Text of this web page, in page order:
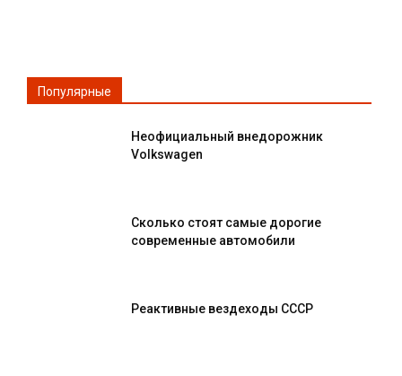
Популярные
Неофициальный внедорожник
Volkswagen
Сколько стоят самые дорогие
современные автомобили
Реактивные вездеходы СССР